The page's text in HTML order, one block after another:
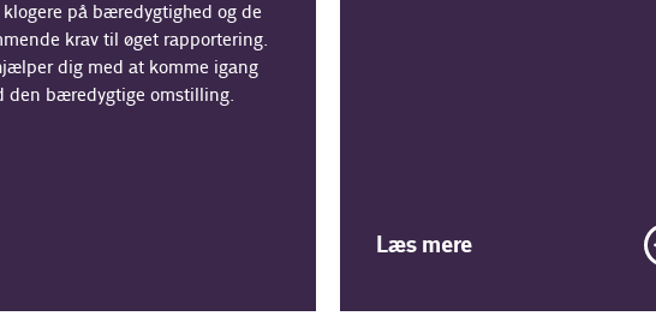
klogere på bæredygtighed og de
krav til øget rapportering.
dig med at komme igang
den bæredygtige omstilling.
Læs mere